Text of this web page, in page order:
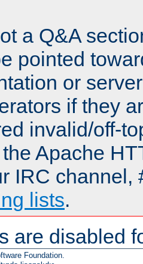
a Q&A
pointed
or
if they
invalid/off-
Apache
IRC channel,
lists.
are disabled
Foundation.